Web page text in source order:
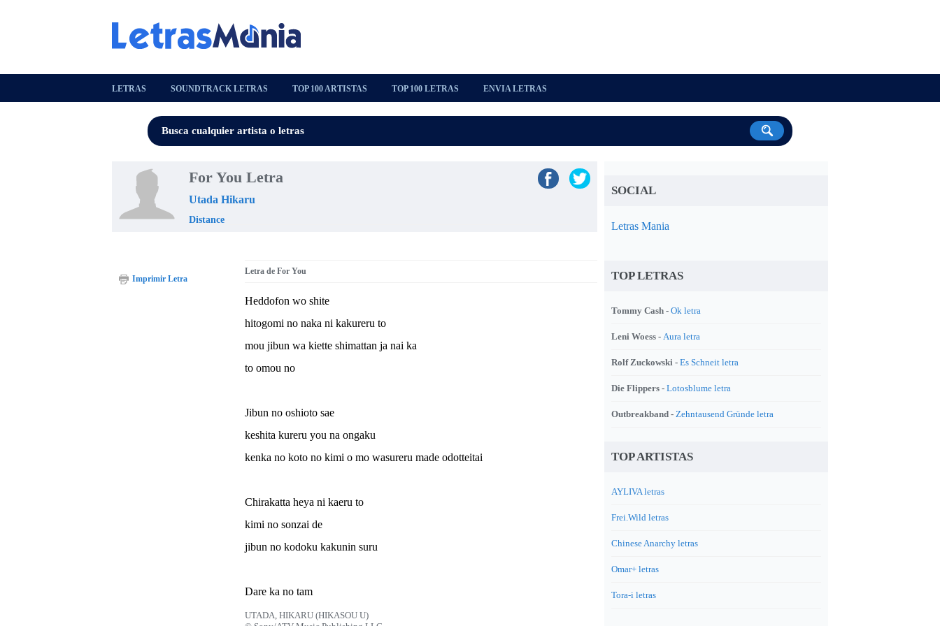
LETRAS SOUNDTRACK LETRAS TOP 100 ARTISTAS TOP 100 LETRAS ENVIA LETRAS
For You Letra
Utada Hikaru
Distance
Letra de For You
Heddofon wo shite
hitogomi no naka ni kakureru to
mou jibun wa kiette shimattan ja nai ka
to omou no
Jibun no oshioto sae
keshita kureru you na ongaku
kenka no koto no kimi o mo wasureru made odotteitai
Chirakatta heya ni kaeru to
kimi no sonzai de
jibun no kodoku kakunin suru
Dare ka no tam
UTADA, HIKARU (HIKASOU U)
Imprimir Letra
SOCIAL
Letras Mania
TOP LETRAS
Tommy Cash - Ok letra
Leni Woess - Aura letra
Rolf Zuckowski - Es Schneit letra
Die Flippers - Lotosblume letra
Outbreakband - Zehntausend Gründe letra
TOP ARTISTAS
AYLIVA letras
Frei.Wild letras
Chinese Anarchy letras
Omar+ letras
Tora-i letras